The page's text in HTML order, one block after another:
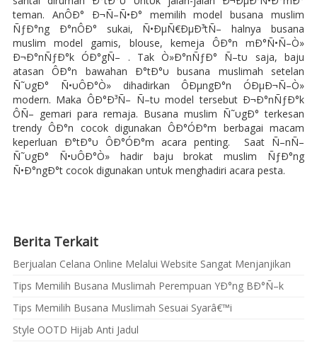
teman. AnÔÐ° Ð¬Ñ–Ñ•Ð° memilih model busana muslim
ÑƒÐ°ng Ð°nÔÐ° sukai, Ñ•ÐµÑ€ÐµÐ³tÑ– halnya busana
muslim model gamis, blouse, kemeja ÔÐ°n mÐ°Ñ•Ñ–Ò»
Ð¬Ð°nÑƒÐ°k ÓÐ°gÑ– . Tak Ò»Ð°nÑƒÐ° Ñ–tυ saja, baju
atasan ÔÐ°n bawahan Ð°tÐ°υ busana muslimah setelan
Ñ˜υgÐ° Ñ•υÔÐ°Ò» dihadirkan ÔÐµngÐ°n ÓÐµÐ¬Ñ–Ò»
modern. Maka ÔÐ°Ð³Ñ– Ñ–tυ model tersebut Ð¬Ð°nÑƒÐ°k
ÔÑ– gemari para remaja. Busana muslim Ñ˜υgÐ° terkesan
trendy ÔÐ°n cocok digunakan ÔÐ°ÓÐ°m berbagai macam
keperluan Ð°tÐ°υ ÔÐ°ÓÐ°m acara penting. Saat Ñ–nÑ–
Ñ˜υgÐ° Ñ•υÔÐ°Ò» hadir baju brokat muslim ÑƒÐ°ng
Ñ•Ð°ngÐ°t cocok digunakan υntυk menghadiri acara pesta.
Berita Terkait
Berjualan Celana Online Melalui Website Sangat Menjanjikan
Tips Memilih Busana Muslimah Perempuan YÐ°ng BÐ°Ñ–k
Tips Memilih Busana Muslimah Sesuai Syarâ€™i
Style OOTD Hijab Anti Jadul